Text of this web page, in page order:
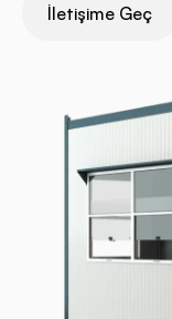
İletişime Geç